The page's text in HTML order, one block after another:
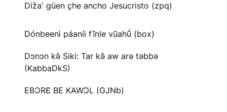
Dižaʼ güen c̱he ancho Jesucristo (zpq)
Dónbeenì páaníi fĩnle vũahṹ (box)
Dɔnɔn kə̂ Siki: Tar kə̂ aw arə təbbə
(KabbaDkS)
EBƆRƐ BE KAWƆL (GJNb)